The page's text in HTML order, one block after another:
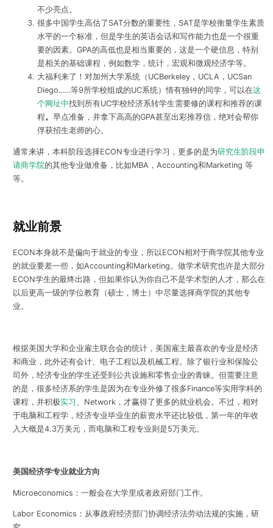
不少亮点。
很多中国学生高估了SAT分数的重要性，SAT是学校衡量学生素质
水平的一个标准，但是学生的英语会话和写作能力也是一个很重
要的因素。GPA的高低也是相当重要的，这是一个硬信息，特别
是相关的基础课程，例如数学，统计，宏观和微观经济学等。
大福利来了！对加州大学系统（UCBerkeley，UCLA，UCSan
Diego……等9所学校组成的UC系统）情有独钟的同学，可以在这
个网址中找到所有UC学校经济系转学生需要修的课程和推荐的课
程。 早点准备，并拿下高高的GPA甚至出彩推荐信，绝对会帮你
俘获招生老师的心。
通常来讲，本科阶段选择ECON专业进行学习，更多的是为研究生阶段申
请商学院的其他专业做准备，比如MBA，Accounting和Marketing 等
等。
就业前景
ECON本身就不是偏向于就业的专业，所以ECON相对于商学院其他专业
的就业要差一些，如Accounting和Marketing。做学术研究也许是大部分
ECON学生的最终出路，但如果你认为你自己不是学术型的人才，那么在
以后更高一级的学位教育（硕士，博士）中尽量选择商学院的其他专
业。
根据美国大学和企业雇主联合会的统计，美国雇主最喜欢的专业是经济
和商业，此外还有会计、电子工程以及机械工程。除了银行业和保险公
司外，经济专业的学生还受到公共设施和零售企业的青睐。但需要注意
的是，很多经济系的学生是因为在专业外修了很多Finance等实用学科的
课程，并积极实习 、Network，才赢得了更多的就业机会。不过，相对
于电脑和工程学，经济专业毕业生的薪资水平还比较低，第一年的年收
入大概是4.3万美元，而电脑和工程专业则是5万美元。
美国经济学专业就业方向
Microeconomics：一般会在大学里或者政府部门工作。
Labor Economics：从事政府经济部门协调经济法劳动法规的实施，研